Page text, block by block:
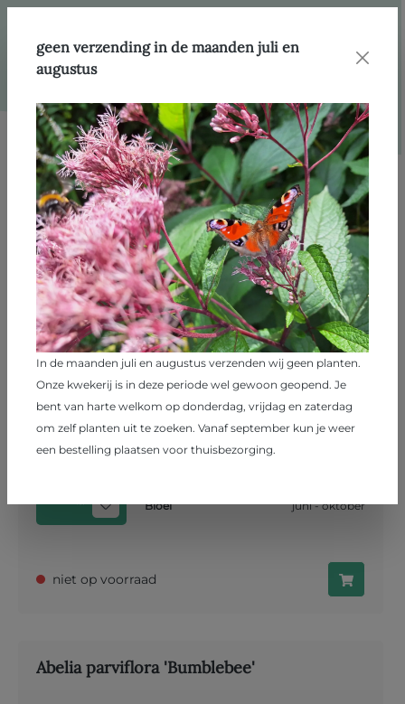
Filter
Filter
Producten1758 producten
Abelia grandiflora 'Sherwood'
Abelia
-
Bloei
juni - oktober
niet op voorraad
Abelia parviflora 'Bumblebee'
geen verzending in de maanden juli en
augustus
In de maanden juli en augustus verzenden wij geen planten.
Onze kwekerij is in deze periode wel gewoon geopend. Je
bent van harte welkom op donderdag, vrijdag en zaterdag
om zelf planten uit te zoeken. Vanaf september kun je weer
een bestelling plaatsen voor thuisbezorging.